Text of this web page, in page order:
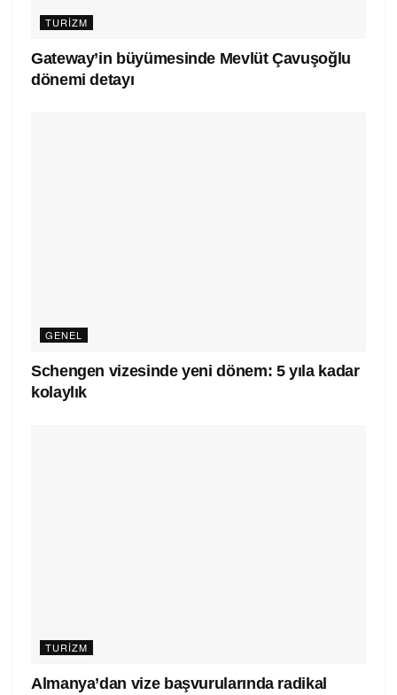
TURIZM
Gateway’in büyümesinde Mevlüt Çavuşoğlu
dönemi detayı
GENEL
Schengen vizesinde yeni dönem: 5 yıla kadar
kolaylık
TURIZM
Almanya’dan vize başvurularında radikal